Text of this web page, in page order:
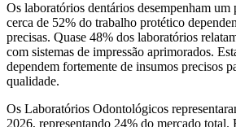
Os laboratórios dentários desempenham
cerca de 52% do trabalho protético
precisas. Quase 48% dos laboratórios
com sistemas de impressão aprimorados.
dependem fortemente de insumos precisos
qualidade.
Os Laboratórios Odontológicos
2026, representando 24% do mercado total.